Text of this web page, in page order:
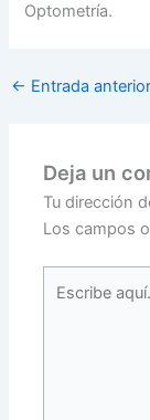
Optometría.
← Entrada anterior
Deja un
Tu dirección
Los campos
aquí...